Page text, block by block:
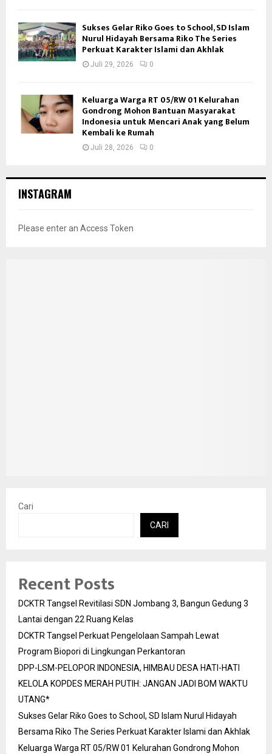
Sukses Gelar Riko Goes to School, SD Islam
Nurul Hidayah Bersama Riko The Series
Perkuat Karakter Islami dan Akhlak
Juli 29, 2026 0
Keluarga Warga RT 05/RW 01 Kelurahan
Gondrong Mohon Bantuan Masyarakat
Indonesia untuk Mencari Anak yang Belum
Kembali ke Rumah
Juli 28, 2026 0
INSTAGRAM
Please enter an Access Token
Cari
CARI
Recent Posts
DCKTR Tangsel Revitilasi SDN Jombang 3, Bangun Gedung 3
Lantai dengan 22 Ruang Kelas
DCKTR Tangsel Perkuat Pengelolaan Sampah Lewat
Program Biopori di Lingkungan Perkantoran
DPP-LSM-PELOPOR INDONESIA, HIMBAU DESA HATI-HATI
KELOLA KOPDES MERAH PUTIH: JANGAN JADI BOM WAKTU
UTANG*
Sukses Gelar Riko Goes to School, SD Islam Nurul Hidayah
Bersama Riko The Series Perkuat Karakter Islami dan Akhlak
Keluarga Warga RT 05/RW 01 Kelurahan Gondrong Mohon